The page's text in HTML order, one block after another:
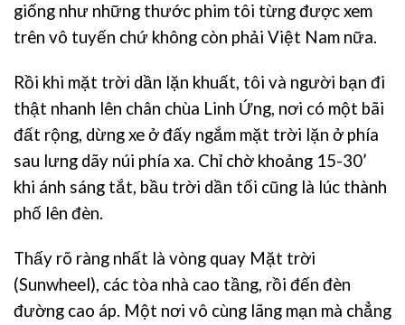
giống như những thước phim tôi từng được xem
trên vô tuyến chứ không còn phải Việt Nam nữa.
Rồi khi mặt trời dần lặn khuất, tôi và người bạn đi
thật nhanh lên chân chùa Linh Ứng, nơi có một bãi
đất rộng, dừng xe ở đấy ngắm mặt trời lặn ở phía
sau lưng dãy núi phía xa. Chỉ chờ khoảng 15-30’
khi ánh sáng tắt, bầu trời dần tối cũng là lúc thành
phố lên đèn.
Thấy rõ ràng nhất là vòng quay Mặt trời
(Sunwheel), các tòa nhà cao tầng, rồi đến đèn
đường cao áp. Một nơi vô cùng lãng mạn mà chẳng